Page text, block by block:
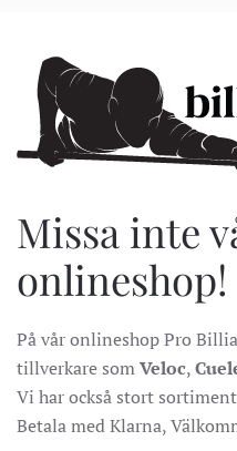
Missa inte
onlineshop!
På vår onlineshop Pro
tillverkare somVeloc,
Vi har också stort
Betala med Klarna,